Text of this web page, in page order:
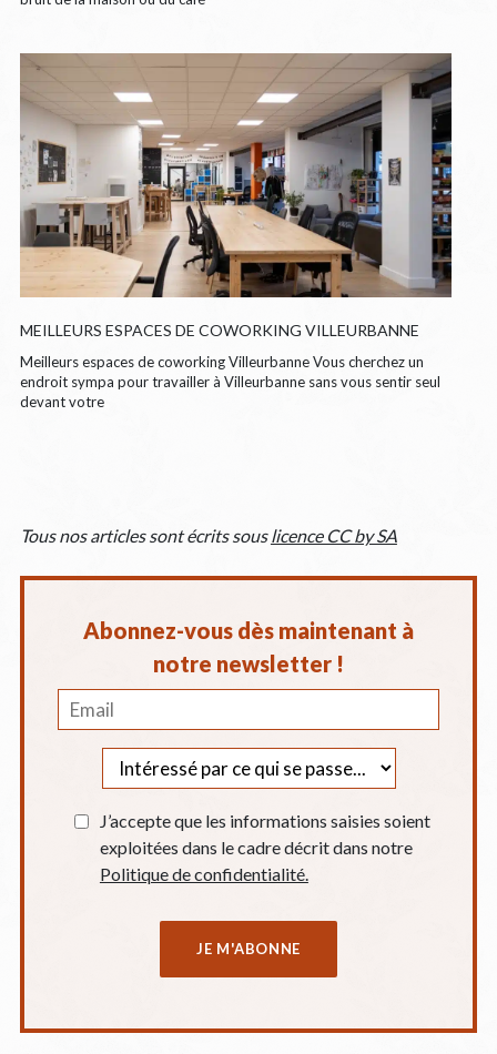
MEILLEURS ESPACES DE COWORKING VILLEURBANNE
Meilleurs espaces de coworking Villeurbanne Vous cherchez un
endroit sympa pour travailler à Villeurbanne sans vous sentir seul
devant votre
Tous nos articles sont écrits souslicence CC by SA
Abonnez-vous dès maintenant à
notre newsletter !
J’accepte que les informations saisies soient
exploitées dans le cadre décrit dans notre
Politique de confidentialité.